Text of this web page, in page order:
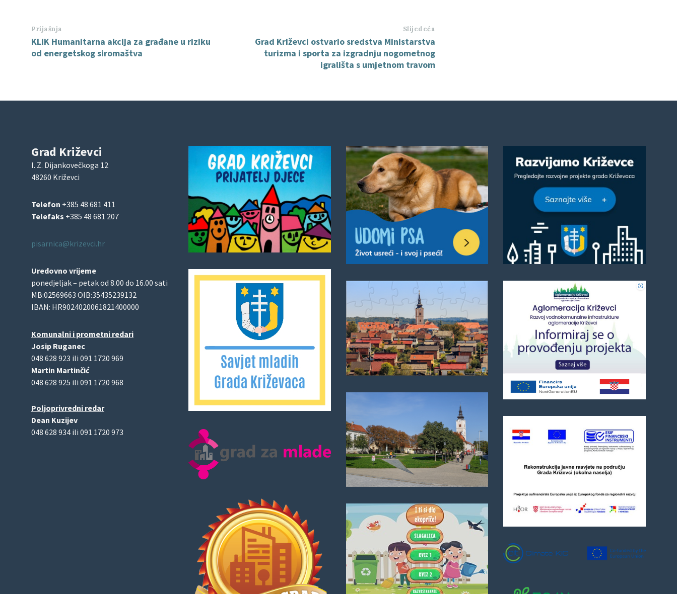
Prijašnja
KLIK Humanitarna akcija za građane u riziku
od energetskog siromaštva
Slijedeća
Grad Križevci ostvario sredstva Ministarstva
turizma i sporta za izgradnju nogometnog
igrališta s umjetnom travom
Grad Križevci
I. Z. Dijankovečkoga 12
48260 Križevci
Telefon +385 48 681 411
Telefaks +385 48 681 207
pisarnica@krizevci.hr
Uredovno vrijeme
ponedjeljak – petak od 8.00 do 16.00 sati
MB:02569663 OIB:35435239132
IBAN: HR9024020061821400000
Komunalni i prometni redari
Josip Ruganec
048 628 923 ili 091 1720 969
Martin Martinčić
048 628 925 ili 091 1720 968
Poljoprivredni redar
Dean Kuzijev
048 628 934 ili 091 1720 973